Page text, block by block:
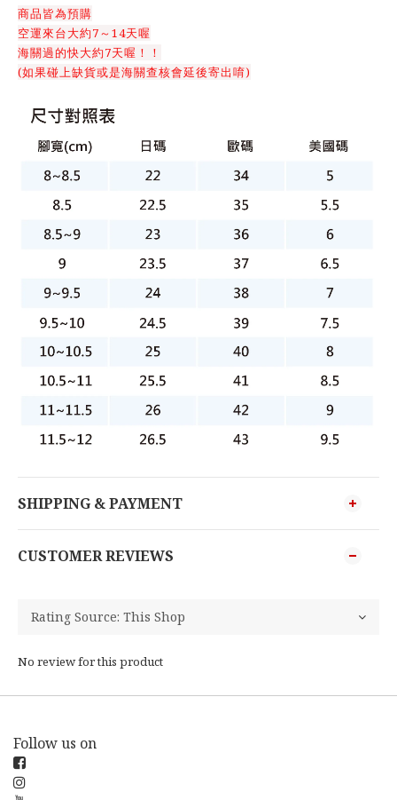
商品皆為預購
空運來台大約7～14天喔
海關過的快大約7天喔！！
(如果碰上缺貨或是海關查核會延後寄出唷)
SHIPPING & PAYMENT
CUSTOMER REVIEWS
No review for this product
Follow us on